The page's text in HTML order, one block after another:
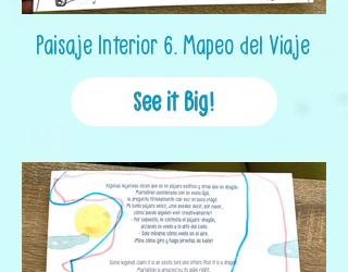
Paisaje Interior 6. Mapeo del Viaje
See it Big!